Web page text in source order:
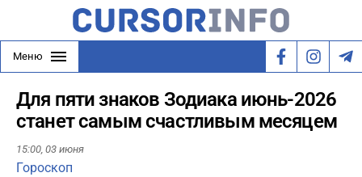
Меню
Для пяти знаков Зодиака июнь-2026
станет самым счастливым месяцем
15:00, 03 июня
Гороскоп